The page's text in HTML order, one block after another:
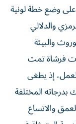
وضع خطة لونية
والدلالي
والبيئة
فرشاة تمت
إذ يطغى
المختلفة
والاتساع